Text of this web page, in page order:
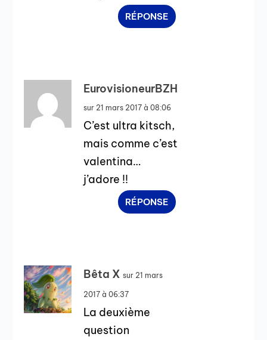
RÉPONSE
EurovisioneurBZH
sur 21 mars 2017 à 08:06
C’est ultra kitsch,
mais comme c’est
valentina…
j’adore !!
RÉPONSE
Bêta X sur 21 mars
2017 à 06:37
La deuxième
question